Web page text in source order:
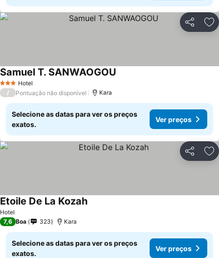
Partilhar
3 EstrelasHotel
Samuel T. SANWAOGOU
/ Pontuação não disponível Kara
Selecione as datas para ver os preços
exatos.
Ver preços
Partilhar
Hotel
Etoile De La KozahVer preços
7,6 Boa 323 Kara
Selecione as datas para ver os preços
exatos.
Ver preços